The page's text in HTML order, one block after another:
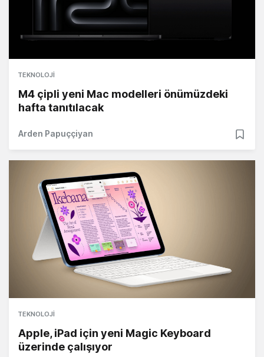
TEKNOLOJI
M4 çipli yeni Mac modelleri önümüzdeki
hafta tanıtılacak
Arden Papuççiyan
TEKNOLOJI
Apple, iPad için yeni Magic Keyboard
üzerinde çalışıyor